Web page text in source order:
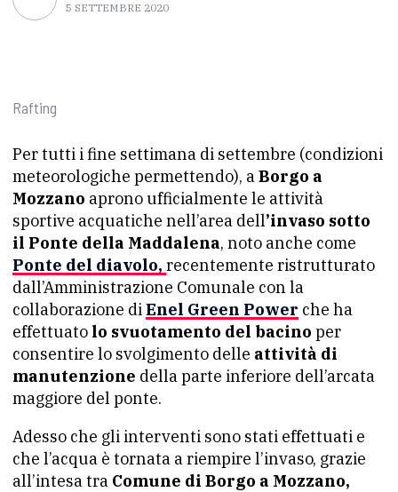
5 SETTEMBRE 2020
Rafting
Per tutti i fine settimana di settembre (condizioni
meteorologiche permettendo), aBorgo a
Mozzano aprono ufficialmente le attività
sportive acquatiche nell’area dell’invaso sotto
il Ponte della Maddalena, noto anche come
Ponte del diavolo, recentemente ristrutturato
dall’Amministrazione Comunale con la
collaborazione diEnel Green Power che ha
effettuato lo svuotamento del bacino per
consentire lo svolgimento delle attività di
manutenzione della parte inferiore dell’arcata
maggiore del ponte.
Adesso che gli interventi sono stati effettuati e
che l’acqua è tornata a riempire l’invaso, grazie
all’intesa tra Comune di Borgo a Mozzano,